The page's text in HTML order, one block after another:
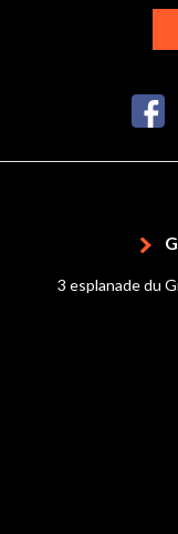
3 esplanade du